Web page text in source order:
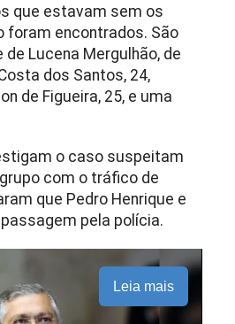
que estavam sem os
foram encontrados. São
de Lucena Mergulhão, de
dos Santos, 24,
de Figueira, 25, e uma
o caso suspeitam
com o tráfico de
que Pedro Henrique e
pela polícia.
Leia mais